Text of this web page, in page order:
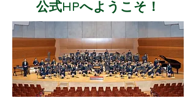
公式HPへようこそ！